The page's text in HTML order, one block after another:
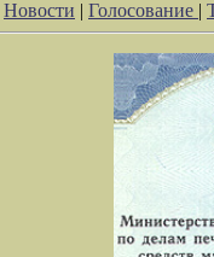
Новости | Голосование |